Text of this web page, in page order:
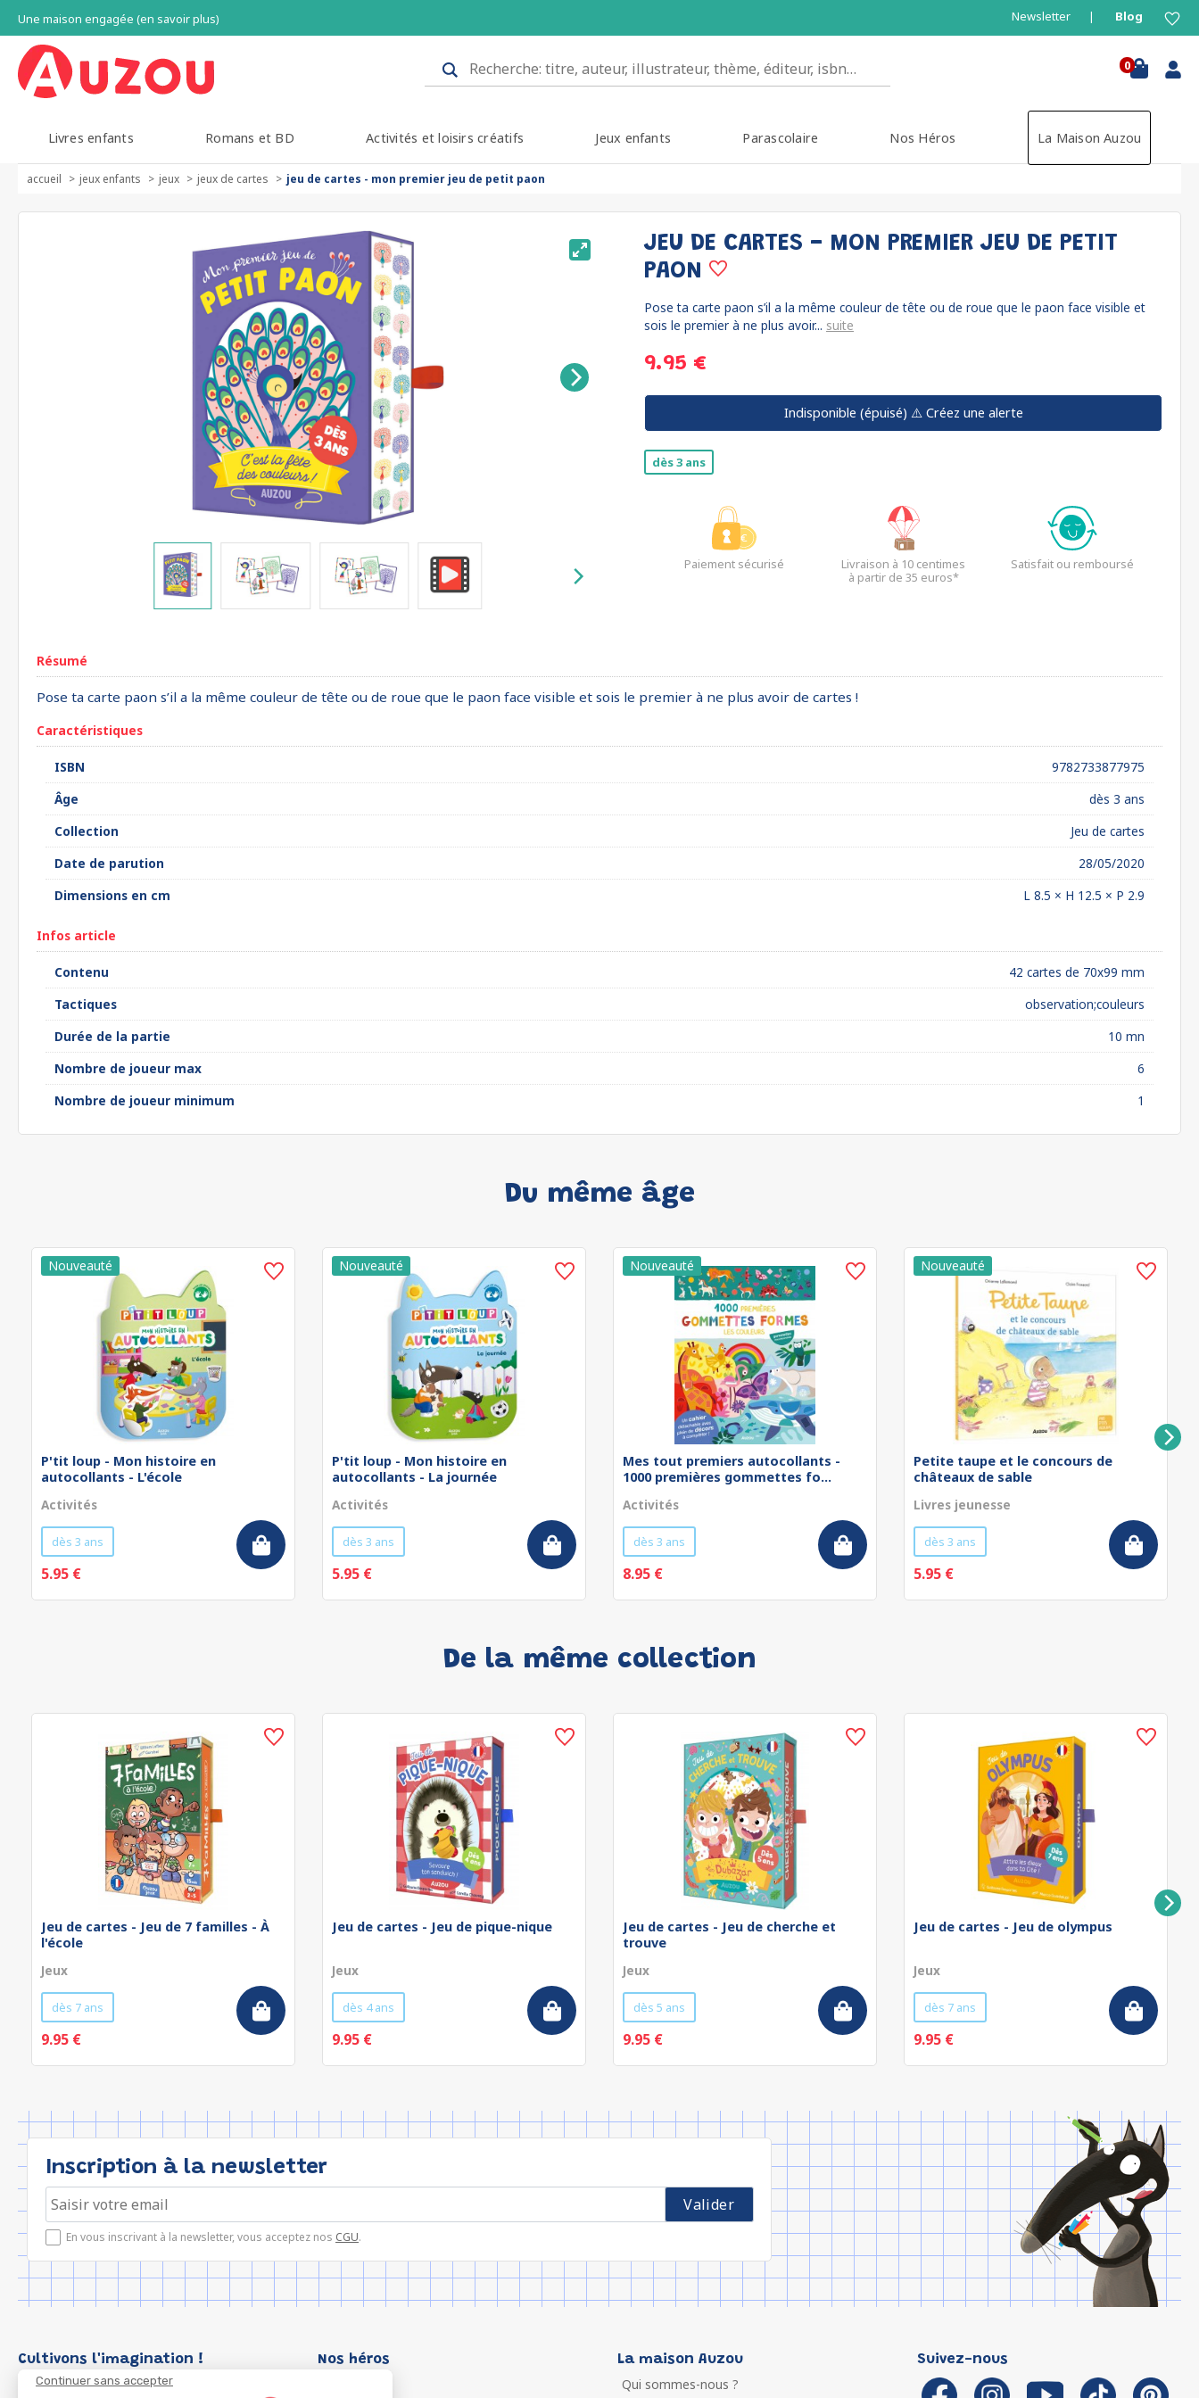
Continuer sans accepter
Une maison engagée (en savoir plus) Newsletter Blog
0
Livres enfants Romans et BD Activités et loisirs créatifs Jeux enfants Parascolaire Nos Héros La Maison Auzou
accueil jeux enfants jeux jeux de cartes jeu de cartes - mon premier jeu de petit paon
JEU DE CARTES - MON PREMIER JEU DE PETIT
PAON
Pose ta carte paon s’il a la même couleur de tête ou de roue que le paon face visible et
sois le premier à ne plus avoir... suite
9.95 €
Indisponible (épuisé) ⚠️ Créez une alerte
dès 3 ans
Paiement sécurisé
Livraison à 10 centimes
à partir de 35 euros*
Satisfait ou remboursé
Résumé
Pose ta carte paon s’il a la même couleur de tête ou de roue que le paon face visible et sois le premier à ne plus avoir de cartes !
Caractéristiques
ISBN
9782733877975
Âge
dès 3 ans
Collection
Jeu de cartes
Date de parution
28/05/2020
Dimensions en cm
L 8.5 × H 12.5 × P 2.9
Infos article
Contenu
42 cartes de 70x99 mm
Tactiques
observation;couleurs
Durée de la partie
10 mn
Nombre de joueur max
6
Nombre de joueur minimum
1
Du même âge
P'tit loup - Mon histoire en
autocollants - L'école
Activités
dès 3 ans
5.95 €
P'tit loup - Mon histoire en
autocollants - La journée
Activités
dès 3 ans
5.95 €
Mes tout premiers autocollants -
1000 premières gommettes fo...
Activités
dès 3 ans
8.95 €
Petite taupe et le concours de
châteaux de sable
Livres jeunesse
dès 3 ans
5.95 €
De la même collection
Jeu de cartes - Jeu de 7 familles - À
l'école
Jeux
dès 7 ans
9.95 €
Jeu de cartes - Jeu de pique-nique
Jeux
dès 4 ans
9.95 €
Jeu de cartes - Jeu de cherche et
trouve
Jeux
dès 5 ans
9.95 €
Jeu de cartes - Jeu de olympus
Jeux
dès 7 ans
9.95 €
Inscription à la newsletter
En vous inscrivant à la newsletter, vous acceptez nos CGU.
Cultivons l'imagination ! Nos héros La maison Auzou
Qui sommes-nous ?
Suivez-nous